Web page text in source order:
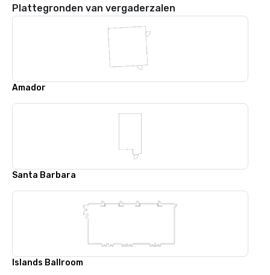
Plattegronden van vergaderzalen
Amador
Santa Barbara
Islands Ballroom